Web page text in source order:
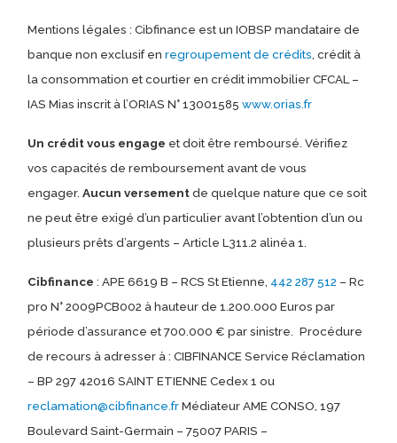
Mentions légales : Cibfinance est un IOBSP mandataire de
banque non exclusif enregroupement de crédits, crédit à
la consommation et courtier en crédit immobilier CFCAL –
IAS Mias inscrit à l’ORIAS N° 13001585www.orias.fr
Un crédit vous engage et doit être remboursé. Vérifiez
vos capacités de remboursement avant de vous
engager.Aucun versementde quelque nature que ce soit
ne peut être exigé d’un particulier avant l’obtention d’un ou
plusieurs prêts d’argents – Article L311.2 alinéa 1.
Cibfinance: APE 6619 B – RCS St Etienne, 442 287 512 – Rc
pro N° 2009PCB002 à hauteur de 1.200.000 Euros par
période d’assurance et 700.000 € par sinistre. Procédure
de recours à adresser à : CIBFINANCE Service Réclamation
– BP 297 42016 SAINT ETIENNE Cedex 1 ou
reclamation@cibfinance.frMédiateur AME CONSO, 197
Boulevard Saint-Germain – 75007 PARIS –